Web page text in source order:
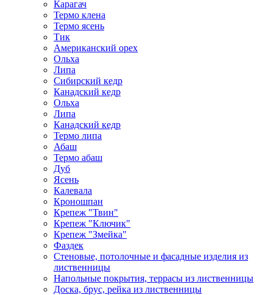
Карагач
Термо клена
Термо ясень
Тик
Американский орех
Ольха
Липа
Сибирский кедр
Канадский кедр
Ольха
Липа
Канадский кедр
Термо липа
Абаш
Термо абаш
Дуб
Ясень
Калевала
Кроношпан
Крепеж "Твин"
Крепеж "Ключик"
Крепеж "Змейка"
Фаздек
Стеновые, потолочные и фасадные изделия из
лиственницы
Напольные покрытия, террасы из лиственницы
Доска, брус, рейка из лиственницы